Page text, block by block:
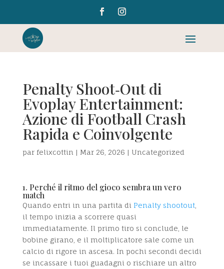
Penalty Shoot‑Out di
Evoplay Entertainment:
Azione di Football Crash
Rapida e Coinvolgente
par felixcottin | Mar 26, 2026 | Uncategorized
1. Perché il ritmo del gioco sembra un vero
match
Quando entri in una partita di Penalty shootout,
il tempo inizia a scorrere quasi
immediatamente. Il primo tiro si conclude, le
bobine girano, e il moltiplicatore sale come un
calcio di rigore in ascesa. In pochi secondi decidi
se incassare i tuoi guadagni o rischiare un altro